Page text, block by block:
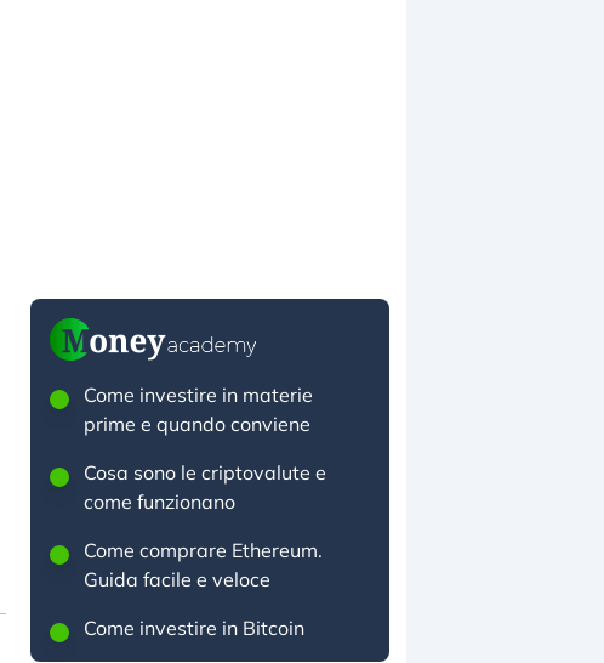
Come investire in materie
prime e quando conviene
Cosa sono le criptovalute e
come funzionano
Come comprare Ethereum.
Guida facile e veloce
Come investire in Bitcoin